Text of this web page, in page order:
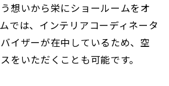
想いから栄にショールームをオ
では、インテリアコーディネータ
イザーが在中しているため、空
をいただくことも可能です。